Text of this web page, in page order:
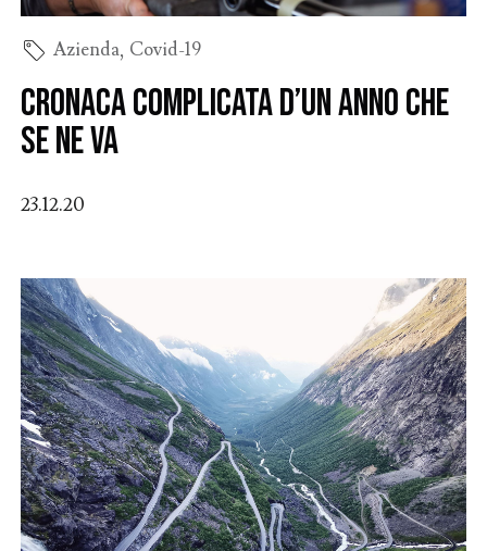
Azienda, Covid-19
Cronaca complicata d’un anno che
se ne va
23.12.20